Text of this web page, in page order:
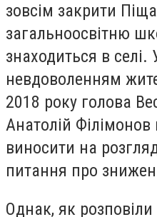
зовсім закрити
загальноосвітню
знаходиться в селі.
невдоволенням
2018 року голова
Анатолій
виносити на
питання про
Однак, як